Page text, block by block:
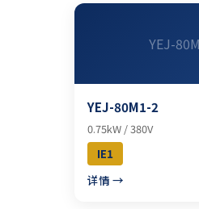
YEJ-
YEJ-80M1-2
0.75kW / 380V
IE1
详情 →